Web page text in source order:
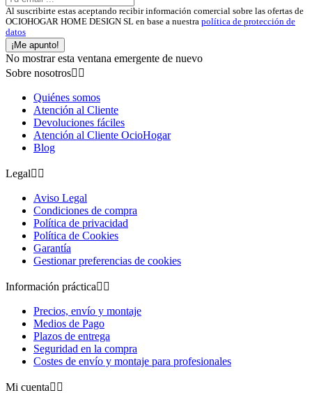
Al suscribirte estas aceptando recibir información comercial sobre las ofertas de
OCIOHOGAR HOME DESIGN SL en base a nuestra política de protección de
datos
¡Me apunto!
No mostrar esta ventana emergente de nuevo
Sobre nosotros 
Quiénes somos
Atención al Cliente
Devoluciones fáciles
Atención al Cliente OcioHogar
Blog
Legal 
Aviso Legal
Condiciones de compra
Política de privacidad
Política de Cookies
Garantía
Gestionar preferencias de cookies
Información práctica 
Precios, envío y montaje
Medios de Pago
Plazos de entrega
Seguridad en la compra
Costes de envío y montaje para profesionales
Mi cuenta 